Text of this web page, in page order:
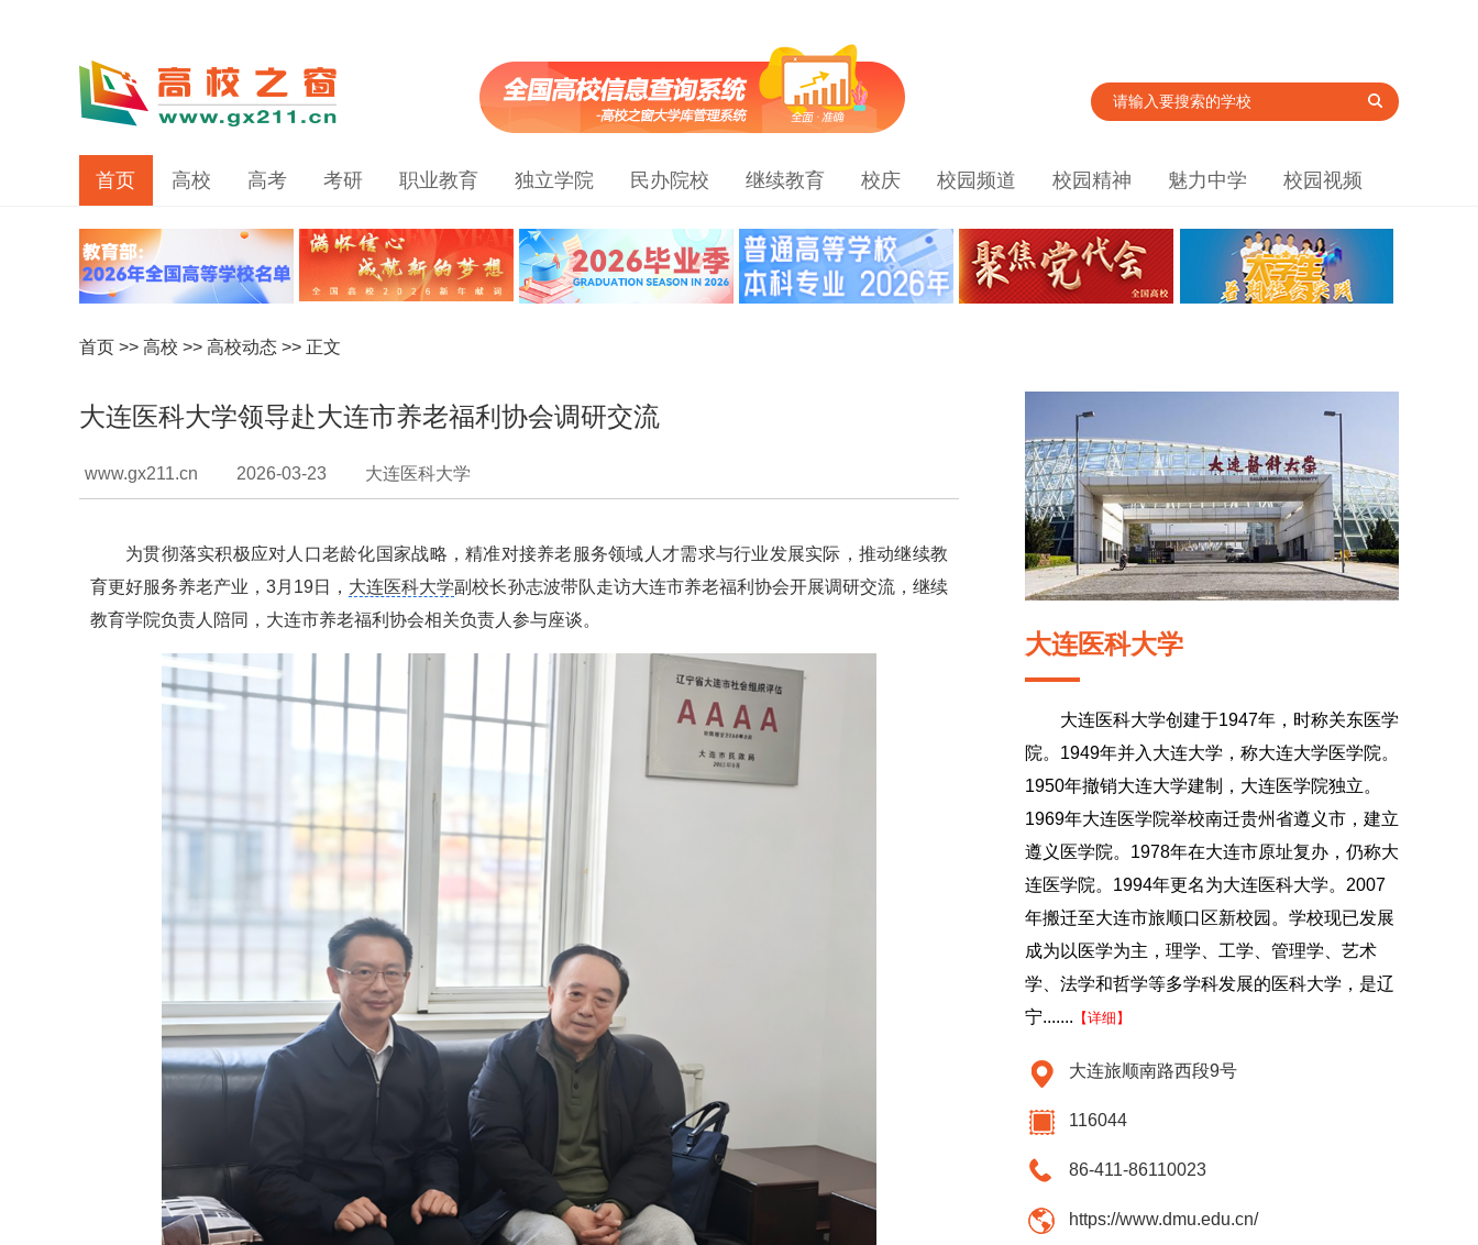
首页 高校 高考 考研 职业教育 独立学院 民办院校 继续教育 校庆 校园频道 校园精神 魅力中学 校园视频
首页 >> 高校 >> 高校动态 >> 正文
大连医科大学领导赴大连市养老福利协会调研交流
www.gx211.cn 2026-03-23 大连医科大学
为贯彻落实积极应对人口老龄化国家战略，精准对接养老服务领域人才需求与行业发展实际，推动继续教
育更好服务养老产业，3月19日， 大连医科大学副校长孙志波带队走访大连市养老福利协会开展调研交流，继续
教育学院负责人陪同，大连市养老福利协会相关负责人参与座谈。
大连医科大学
大连医科大学创建于1947年，时称关东医学
院。1949年并入大连大学，称大连大学医学院。
1950年撤销大连大学建制，大连医学院独立。
1969年大连医学院举校南迁贵州省遵义市，建立
遵义医学院。1978年在大连市原址复办，仍称大
连医学院。1994年更名为大连医科大学。2007
年搬迁至大连市旅顺口区新校园。学校现已发展
成为以医学为主，理学、工学、管理学、艺术
学、法学和哲学等多学科发展的医科大学，是辽
宁....... 【详细】
大连旅顺南路西段9号
116044
86-411-86110023
https://www.dmu.edu.cn/